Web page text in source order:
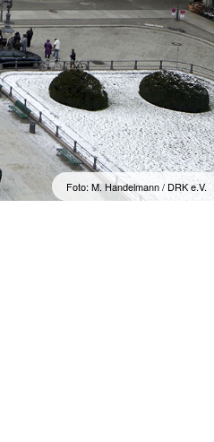
Foto: M. Handelmann / DRK e.V.